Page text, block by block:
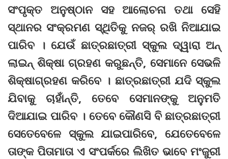
ସଂପୃକ୍ତ ଅନୁଷ୍ଠାନ ସହ ଆଲୋଚନା ତଥା ସେହି
ସ୍ଥାନର ସଂକ୍ରମଣ ସ୍ଥିତିକୁ ନଜର୍‌ ରଖି ନିଆଯାଇ
ପାରିବ । ଯେଉଁ ଛାତ୍ରଛାତ୍ରୀ ସ୍କୁଲ ଦ୍ୱାରା ଅନ୍‌
ଲାଇନ୍‌ ଶିକ୍ଷା ଗ୍ରହଣ କରୁଛନ୍ତି, ସେମାନେ ସେଭଳି
ଶିକ୍ଷାଗ୍ରହଣ କରିବେ । ଛାତ୍ରଛାତ୍ରୀ ଯଦି ସ୍କୁଲ
ଯିବାକୁ ଚାହାଁନ୍ତି, ତେବେ ସେମାନଙ୍କୁ ଅନୁମତି
ଦିଆଯାଇ ପାରିବ । ତେବେ କୌଣସି ବି ଛାତ୍ରଛାତ୍ରୀ
ସେତେବେଳେ ସ୍କୁଲ ଯାଇପାରିବେ, ଯେତେବେଳେ
ତାଙ୍କ ପିତାମାତା ଏ ସଂପର୍କରେ ଲିଖିତ ଭାବେ ମଂଜୁରୀ